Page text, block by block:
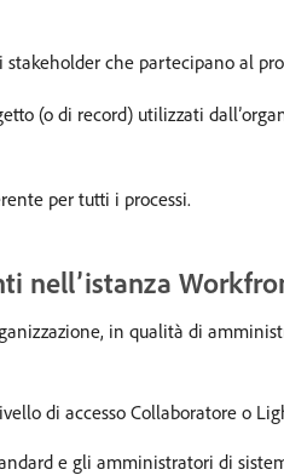
che partecipano al
(o di record) utilizzati
per tutti i processi.
nell’istanza
in qualità di
di accesso Collaboratore o
e gli amministratori di